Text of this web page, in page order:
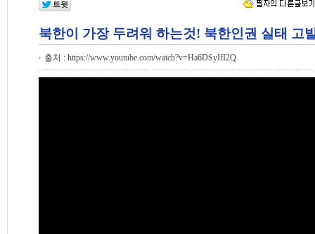
북한이 가장 두려워 하는것! 북한인권 실태 고
출처 : https://www.youtube.com/watch?v=Ha6DSyIfI2Q